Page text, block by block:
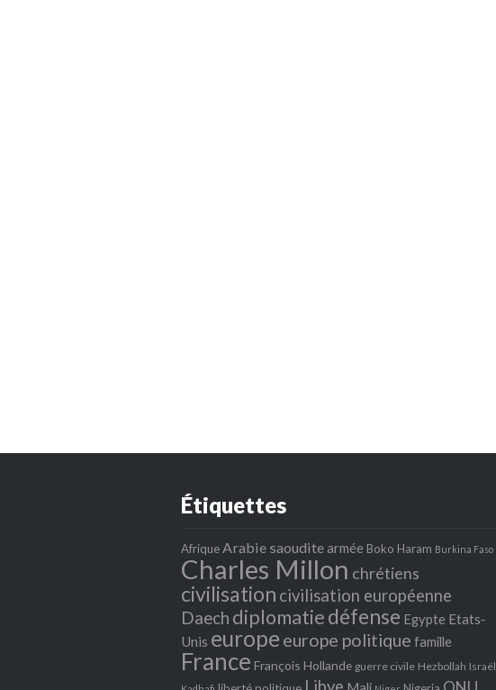
Étiquettes
Afrique Arabie saoudite armée Boko Haram Burkina Faso
Charles Millon chrétiens
civilisation civilisation européenne
Daech diplomatiedéfense Egypte Etats‐
Unis europeeurope politique famille
France François Hollande guerre civile Hezbollah Israël